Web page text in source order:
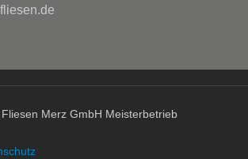
Merz GmbH Meisterbetrieb